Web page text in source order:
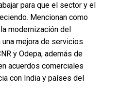
para que el sector y el
Mencionan como
modernización del
mejora de servicios
y Odepa, además de
acuerdos comerciales
con India y países del